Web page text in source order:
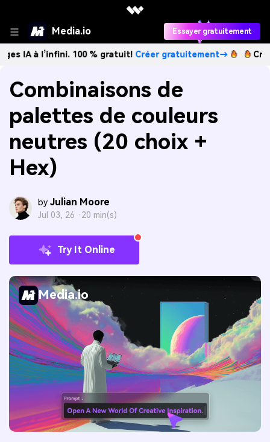
Media.io Essayer gratuitement
l’infini. 100 % gratuit!Créer gratuitement→ Créez des
Combinaisons de
palettes de couleurs
neutres (20 choix +
Hex)
by Julian Moore
Jul 03, 26 · 20 min(s)
Try It Online
Media.io